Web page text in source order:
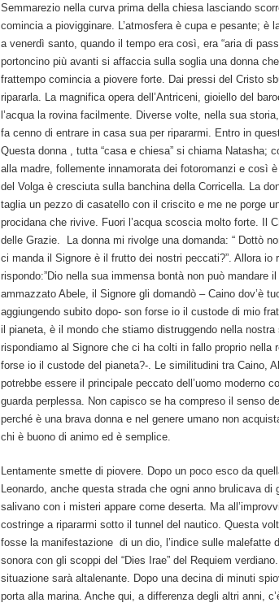
Semmarezio nella curva prima della chiesa lasciando
comincia a piovigginare. L’atmosfera è cupa e pesante;
a venerdì santo, quando il tempo era così, era “aria di
portoncino più avanti si affaccia sulla soglia una donna
frattempo comincia a piovere forte. Dai pressi del Cristo
ripararla. La magnifica opera dell’Antriceni, gioiello del
l’acqua la rovina facilmente. Diverse volte, nella sua
fa cenno di entrare in casa sua per ripararmi. Entro in
Questa donna , tutta “casa e chiesa” si chiama
alla madre, follemente innamorata dei fotoromanzi e così
del Volga è cresciuta sulla banchina della Corricella. La
taglia un pezzo di casatello con il criscito e me ne porge
procidana che rivive. Fuori l’acqua scoscia molto forte. Il
delle Grazie. La donna mi rivolge una domanda: “ Dottò
ci manda il Signore è il frutto dei nostri peccati?”. Allora io
rispondo:”Dio nella sua immensa bontà non può mandare
ammazzato Abele, il Signore gli domandò – Caino dov’è
aggiungendo subito dopo- son forse io il custode di mio
il pianeta, è il mondo che stiamo distruggendo nella
rispondiamo al Signore che ci ha colti in fallo proprio
forse io il custode del pianeta?-. Le similitudini tra Caino,
potrebbe essere il principale peccato dell’uomo moderno
guarda perplessa. Non capisco se ha compreso il senso
perché è una brava donna e nel genere umano non
chi è buono di animo ed è semplice.
Lentamente smette di piovere. Dopo un poco esco da
Leonardo, anche questa strada che ogni anno brulicava
salivano con i misteri appare come deserta. Ma
costringe a ripararmi sotto il tunnel del nautico. Questa
fosse la manifestazione di un dio, l’indice sulle malefatte
sonora con gli scoppi del “Dies Irae” del Requiem
situazione sarà altalenante. Dopo una decina di minuti
porta alla marina. Anche qui, a differenza degli altri anni,